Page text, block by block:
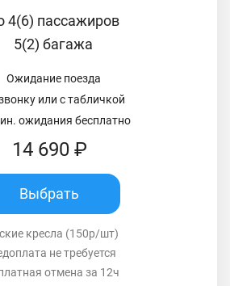
4(6) пассажиров
5(2) багажа
Ожидание поезда
или с табличкой
ожидания бесплатно
14 690 ₽
Выбрать
кресла (150р/шт)
не требуется
отмена за 12ч